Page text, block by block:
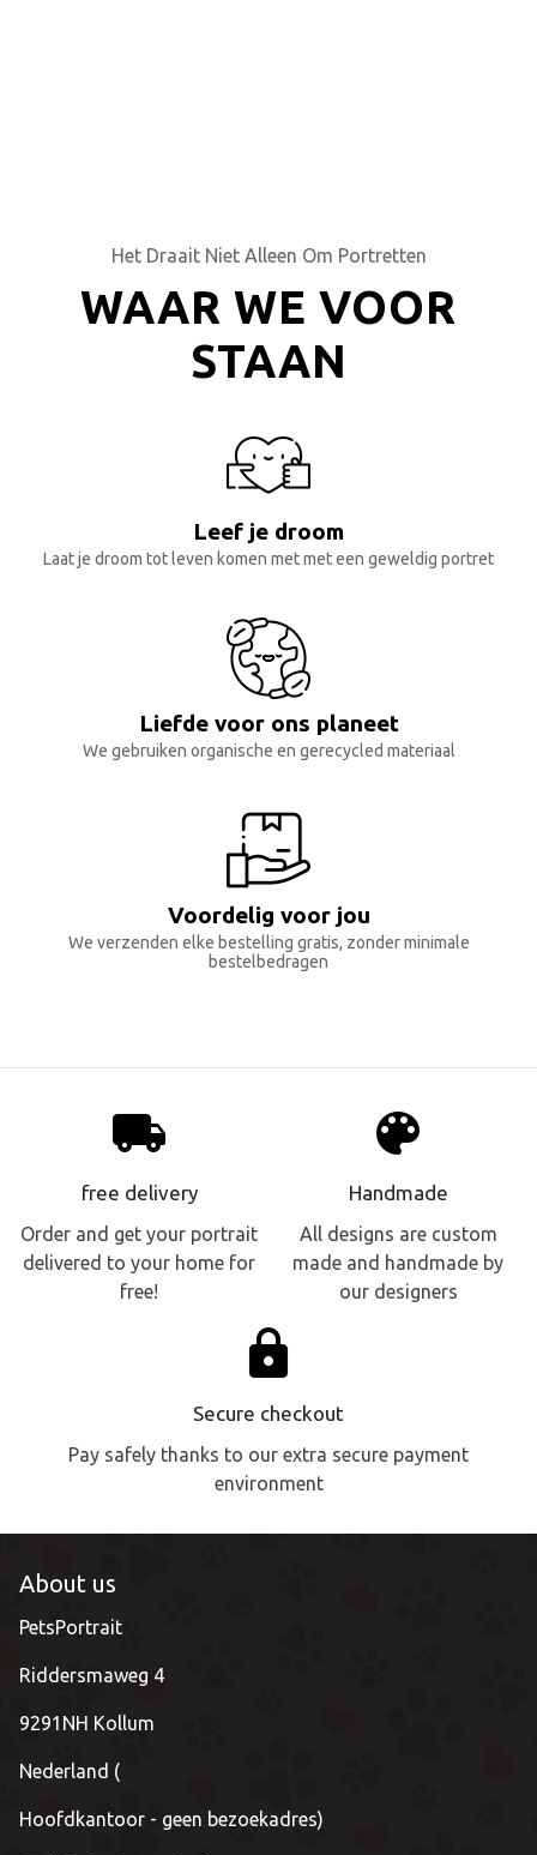
Het Draait Niet Alleen Om Portretten
WAAR WE VOOR
STAAN
Leef je droom
Laat je droom tot leven komen met met een geweldig portret
Liefde voor ons planeet
We gebruiken organische en gerecycled materiaal
Voordelig voor jou
We verzenden elke bestelling gratis, zonder minimale
bestelbedragen
local_shipping
free delivery
Order and get your portrait
delivered to your home for
free!
palette
Handmade
All designs are custom
made and handmade by
our designers
lock
Secure checkout
Pay safely thanks to our extra secure payment
environment
About us
PetsPortrait
Riddersmaweg 4
9291NH Kollum
Nederland (
Hoofdkantoor - geen bezoekadres)